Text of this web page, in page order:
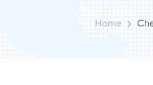
Home